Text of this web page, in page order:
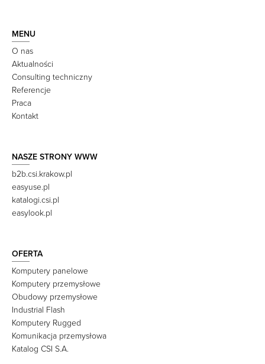
MENU
O nas
Aktualności
Consulting techniczny
Referencje
Praca
Kontakt
NASZE STRONY WWW
b2b.csi.krakow.pl
easyuse.pl
katalogi.csi.pl
easylook.pl
OFERTA
Komputery panelowe
Komputery przemysłowe
Obudowy przemysłowe
Industrial Flash
Komputery Rugged
Komunikacja przemysłowa
Katalog CSI S.A.